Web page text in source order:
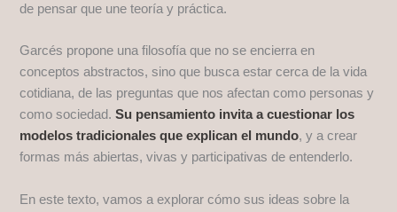
de pensar que une teoría y práctica.
Garcés propone una filosofía que no se encierra en
conceptos abstractos, sino que busca estar cerca de la vida
cotidiana, de las preguntas que nos afectan como personas y
como sociedad.Su pensamiento invita a cuestionar los
modelos tradicionales que explican el mundo, y a crear
formas más abiertas, vivas y participativas de entenderlo.
En este texto, vamos a explorar cómo sus ideas sobre la